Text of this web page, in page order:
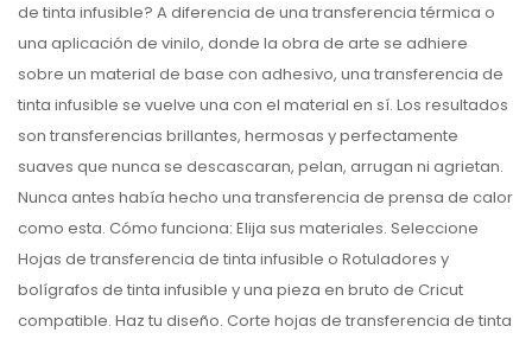
de tinta infusible? A diferencia de una transferencia térmica o
una aplicación de vinilo, donde la obra de arte se adhiere
sobre un material de base con adhesivo, una transferencia de
tinta infusible se vuelve una con el material en sí. Los resultados
son transferencias brillantes, hermosas y perfectamente
suaves que nunca se descascaran, pelan, arrugan ni agrietan.
Nunca antes había hecho una transferencia de prensa de calor
como esta. Cómo funciona: Elija sus materiales. Seleccione
Hojas de transferencia de tinta infusible o Rotuladores y
bolígrafos de tinta infusible y una pieza en bruto de Cricut
compatible. Haz tu diseño. Corte hojas de transferencia de tinta